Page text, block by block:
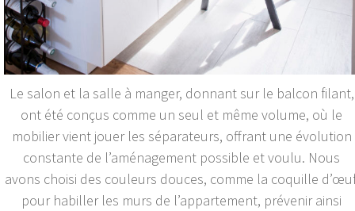
Le salon et la salle à manger, donnant sur le balcon filant,
ont été conçus comme un seul et même volume, où le
mobilier vient jouer les séparateurs, offrant une évolution
constante de l’aménagement possible et voulu. Nous
avons choisi des couleurs douces, comme la coquille
pour habiller les murs de l’appartement, prévenir ainsi